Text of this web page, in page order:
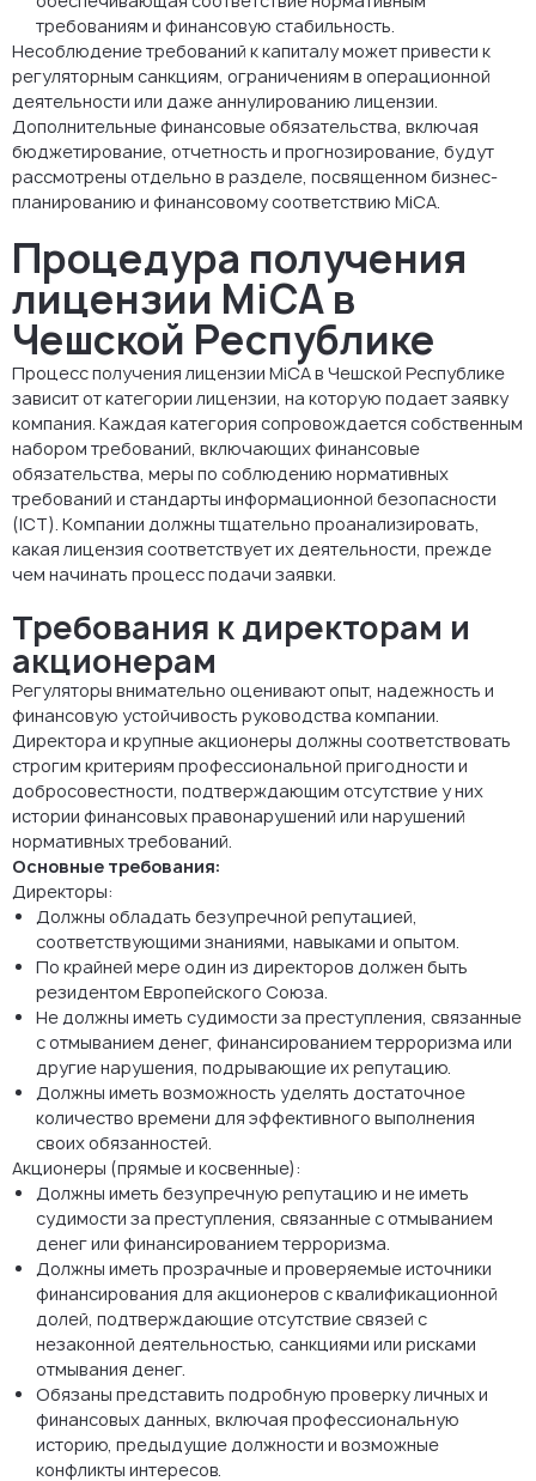
требованиям и финансовую стабильность.
Несоблюдение требований к капиталу может привести к
регуляторным санкциям, ограничениям в операционной
деятельности или даже аннулированию лицензии.
Дополнительные финансовые обязательства, включая
бюджетирование, отчетность и прогнозирование, будут
рассмотрены отдельно в разделе, посвященном бизнес-
планированию и финансовому соответствию MiCA.
Процедура получения
лицензии MiCA в
Чешской Республике
Процесс получения лицензии MiCA в Чешской Республике
зависит от категории лицензии, на которую подает заявку
компания. Каждая категория сопровождается собственным
набором требований, включающих финансовые
обязательства, меры по соблюдению нормативных
требований и стандарты информационной безопасности
(ICT). Компании должны тщательно проанализировать,
какая лицензия соответствует их деятельности, прежде
чем начинать процесс подачи заявки.
Требования к директорам и
акционерам
Регуляторы внимательно оценивают опыт, надежность и
финансовую устойчивость руководства компании.
Директора и крупные акционеры должны соответствовать
строгим критериям профессиональной пригодности и
добросовестности, подтверждающим отсутствие у них
истории финансовых правонарушений или нарушений
нормативных требований.
Основные требования:
Директоры:
Должны обладать безупречной репутацией,
соответствующими знаниями, навыками и опытом.
По крайней мере один из директоров должен быть
резидентом Европейского Союза.
Не должны иметь судимости за преступления, связанные
с отмыванием денег, финансированием терроризма или
другие нарушения, подрывающие их репутацию.
Должны иметь возможность уделять достаточное
количество времени для эффективного выполнения
своих обязанностей.
Акционеры (прямые и косвенные):
Должны иметь безупречную репутацию и не иметь
судимости за преступления, связанные с отмыванием
денег или финансированием терроризма.
Должны иметь прозрачные и проверяемые источники
финансирования для акционеров с квалификационной
долей, подтверждающие отсутствие связей с
незаконной деятельностью, санкциями или рисками
отмывания денег.
Обязаны представить подробную проверку личных и
финансовых данных, включая профессиональную
историю, предыдущие должности и возможные
конфликты интересов.